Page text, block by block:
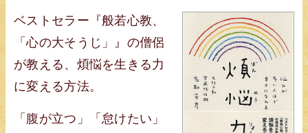
ベストセラー『般若心教、
「心の大そうじ」』の僧侶
が教える、煩悩を生きる力
に変える方法。
「腹が立つ」「怠けたい」